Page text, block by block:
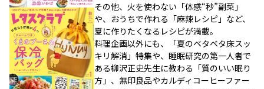
その他、火を使わない「体感“秒”副菜」
や、おうちで作れる「麻辣レシピ」など、
夏に作りたくなるレシピが満載。
料理企画以外にも、「夏のベタベタ床スッ
キリ解消」特集や、睡眠研究の第一人者で
ある柳沢正史先生に教わる「質のいい眠り
方」、無印良品やカルディコーヒーファー